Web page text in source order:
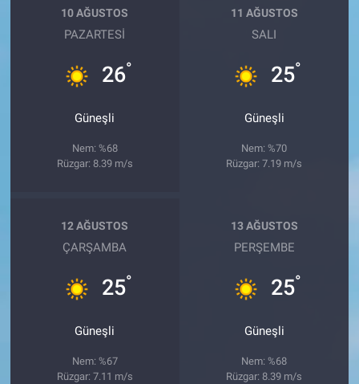
10 AĞUSTOS
PAZARTESI
26°
Güneşli
Nem: %68
Rüzgar: 8.39 m/s
11 AĞUSTOS
SALI
25°
Güneşli
Nem: %70
Rüzgar: 7.19 m/s
12 AĞUSTOS
ÇARŞAMBA
25°
Güneşli
Nem: %67
Rüzgar: 7.11 m/s
13 AĞUSTOS
PERŞEMBE
25°
Güneşli
Nem: %68
Rüzgar: 8.39 m/s